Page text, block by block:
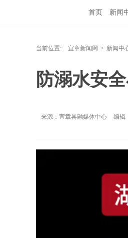
首页 新闻
当前位置: 宜章新闻网 > 新闻中
防溺水安
来源：宜章县融媒体中心 编辑